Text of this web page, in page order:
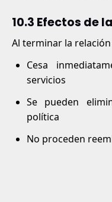
10.3 Efectos de
Al terminar la
Cesa
servicios
Se pueden
política
No proceden